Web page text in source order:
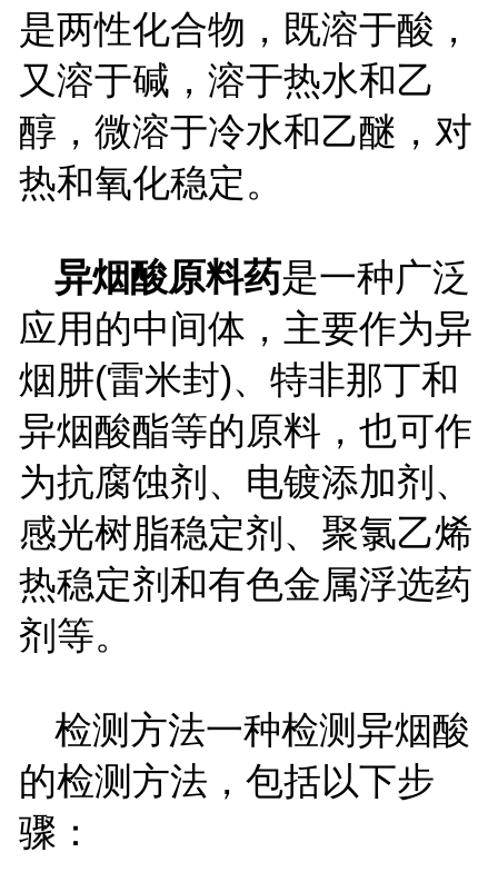
是两性化合物，既溶于酸，
又溶于碱，溶于热水和乙
醇，微溶于冷水和乙醚，对
热和氧化稳定。
异烟酸原料药是一种广泛
应用的中间体，主要作为异
烟肼(雷米封)、特非那丁和
异烟酸酯等的原料，也可作
为抗腐蚀剂、电镀添加剂、
感光树脂稳定剂、聚氯乙烯
热稳定剂和有色金属浮选药
剂等。
检测方法一种检测异烟酸
的检测方法，包括以下步
骤：